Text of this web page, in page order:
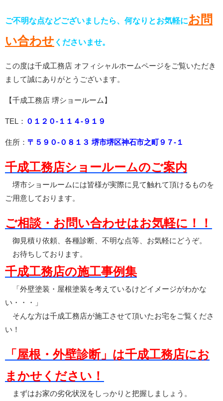
ご不明な点などございましたら、何なりとお気軽にお問
い合わせ くださいませ。
この度は千成工務店 オフィシャルホームページをご覧いただき
まして誠にありがとうございます。
【千成工務店 堺ショールーム】
TEL： ０１２０-１１４-９１９
住所： 〒５９０-０８１３ 堺市堺区神石市之町９７-１
千成工務店ショールームのご案内
堺市ショールームには皆様が実際に見て触れて頂けるものを
ご用意しております。
ご相談・お問い合わせはお気軽に！！
御見積り依頼、各種診断、不明な点等、お気軽にどうぞ。
お待ちしております。
千成工務店の施工事例集
「外壁塗装・屋根塗装を考えているけどイメージがわかな
い・・・」
そんな方は千成工務店が施工させて頂いたお宅をご覧くださ
い！
「屋根・外壁診断」は千成工務店にお
まかせください！
まずはお家の劣化状況をしっかりと把握しましょう。